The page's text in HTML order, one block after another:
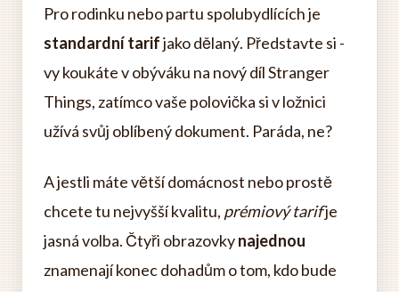
Pro rodinku nebo partu spolubydlících je
standardní tarifjako dělaný. Představte si -
vy koukáte v obýváku na nový díl Stranger
Things, zatímco vaše polovička si v ložnici
užívá svůj oblíbený dokument. Paráda, ne?
A jestli máte větší domácnost nebo prostě
chcete tu nejvyšší kvalitu, prémiový tarifje
jasná volba. Čtyři obrazovkynajednou
znamenají konec dohadům o tom, kdo bude